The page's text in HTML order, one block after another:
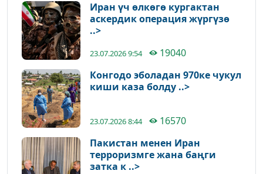
Иран үч өлкөгө кургактан
аскердик операция жүргүзө
..>
23.07.2026 9:54
19040
Конгодо эболадан 970ке чукул
киши каза болду ..>
23.07.2026 8:44
16570
Пакистан менен Иран
терроризмге жана баңги
затка к ..>